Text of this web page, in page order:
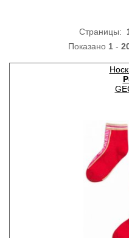
Страницы:
Показано 1-
с 22-07-2026
с 29-07-2026
с 05-08-2026